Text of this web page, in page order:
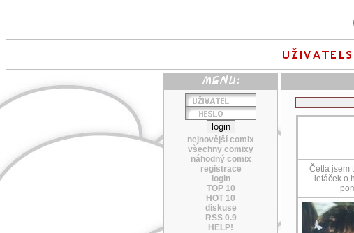
nejnovější comix
všechny comixy
náhodný comix
registrace
login
TOP 10
HOT 10
diskuse
RSS 0.9
HELP!
Četla jsem
letáček o